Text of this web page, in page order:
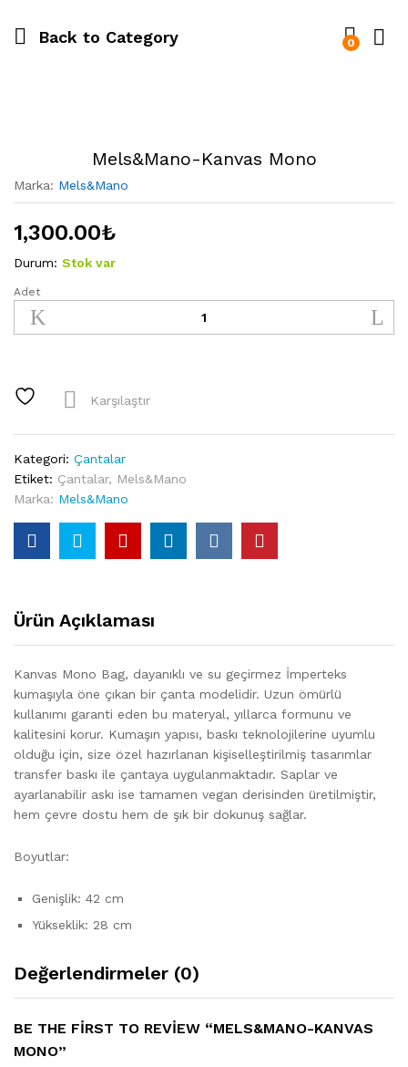
Back to Category 0
Mels&Mano-Kanvas Mono
Marka: Mels&Mano
1,300.00₺
Durum: Stok var
Mels&Mano-
Kanvas
Mono
Adet
Karşılaştır
Kategori: Çantalar
Etiket: Çantalar, Mels&Mano
Marka: Mels&Mano
Ürün Açıklaması
Kanvas Mono Bag, dayanıklı ve su geçirmez İmperteks
kumaşıyla öne çıkan bir çanta modelidir. Uzun ömürlü
kullanımı garanti eden bu materyal, yıllarca formunu ve
kalitesini korur. Kumaşın yapısı, baskı teknolojilerine uyumlu
olduğu için, size özel hazırlanan kişiselleştirilmiş tasarımlar
transfer baskı ile çantaya uygulanmaktadır. Saplar ve
ayarlanabilir askı ise tamamen vegan derisinden üretilmiştir,
hem çevre dostu hem de şık bir dokunuş sağlar.
Boyutlar:
Genişlik: 42 cm
Yükseklik: 28 cm
Değerlendirmeler (0)
BE THE FIRST TO REVIEW “MELS&MANO-KANVAS
MONO”